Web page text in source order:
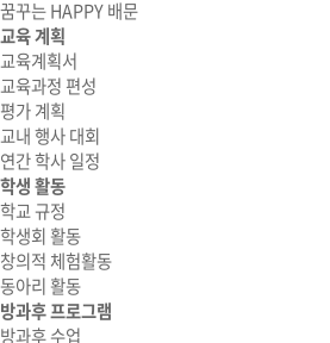
꿈꾸는 HAPPY 배문
교육 계획
교육계획서
교육과정 편성
평가 계획
교내 행사 대회
연간 학사 일정
학생 활동
학교 규정
학생회 활동
창의적 체험활동
동아리 활동
방과후 프로그램
방과후 수업